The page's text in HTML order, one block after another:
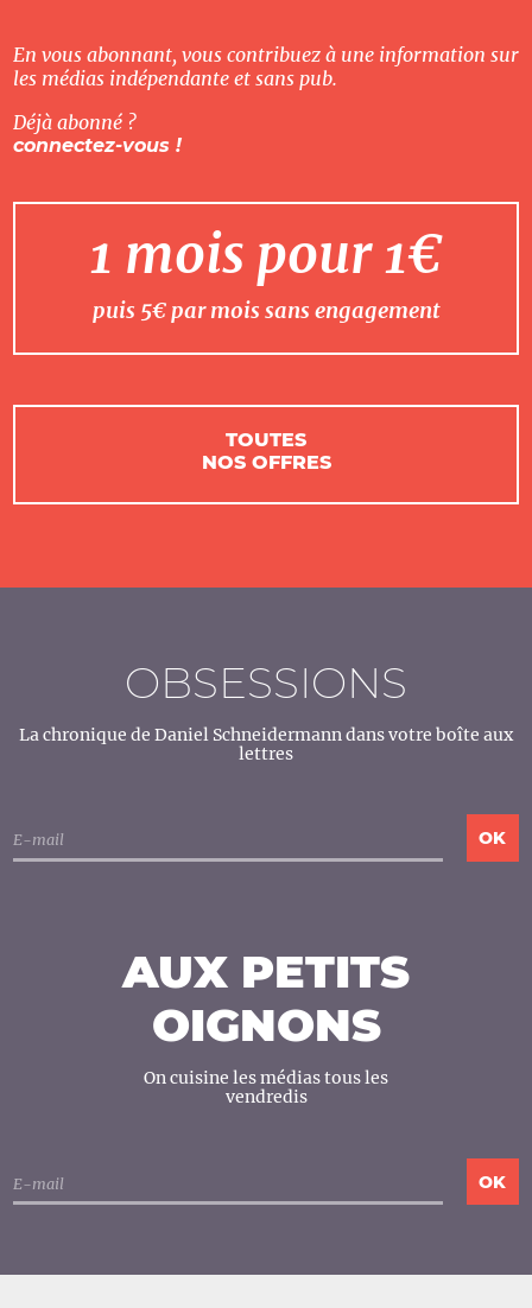
En vous abonnant, vous contribuez à une information sur
les médias indépendante et sans pub.
Déjà abonné ?
connectez-vous !
1 mois pour 1€
puis 5€ par mois sans engagement
TOUTES
NOS OFFRES
OBSESSIONS
La chronique de Daniel Schneidermann dans votre boîte aux
lettres
AUX PETITS
OIGNONS
On cuisine les médias tous les
vendredis